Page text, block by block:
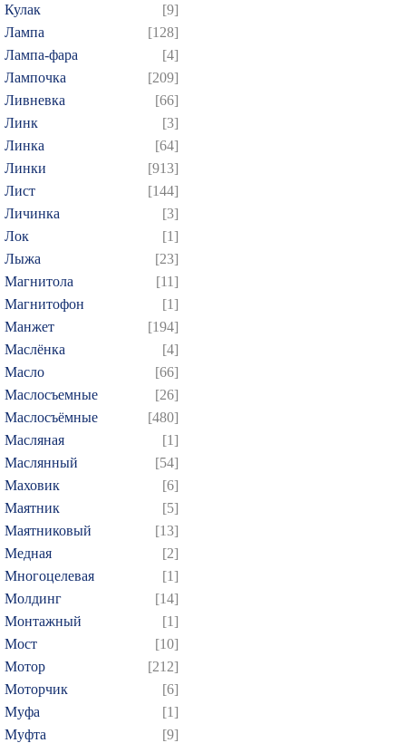
Кулак
[9]
Лампа
[128]
Лампа-фара
[4]
Лампочка
[209]
Ливневка
[66]
Линк
[3]
Линка
[64]
Линки
[913]
Лист
[144]
Личинка
[3]
Лок
[1]
Лыжа
[23]
Магнитола
[11]
Магнитофон
[1]
Манжет
[194]
Маслёнка
[4]
Масло
[66]
Маслосъемные
[26]
Маслосъёмные
[480]
Масляная
[1]
Маслянный
[54]
Маховик
[6]
Маятник
[5]
Маятниковый
[13]
Медная
[2]
Многоцелевая
[1]
Молдинг
[14]
Монтажный
[1]
Мост
[10]
Мотор
[212]
Моторчик
[6]
Муфа
[1]
Муфта
[9]